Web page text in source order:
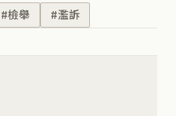
#檢舉
#濫訴